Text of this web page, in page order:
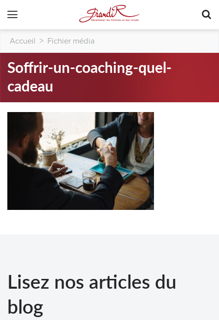
Accueil > Fichier média
Soffrir-un-coaching-quel-
cadeau
Lisez nos articles du
blog